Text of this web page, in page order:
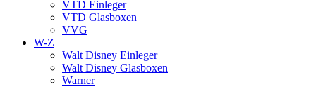
VTD Einleger
VTD Glasboxen
VVG
W-Z
Walt Disney Einleger
Walt Disney Glasboxen
Warner